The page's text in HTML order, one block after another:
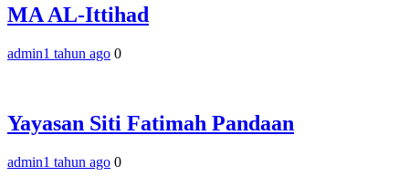
MA AL-Ittihad
admin1 tahun ago 0
Yayasan Siti Fatimah Pandaan
admin1 tahun ago 0